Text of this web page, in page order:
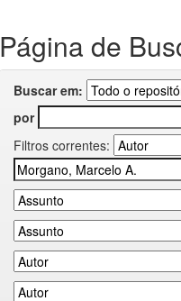
Página de
Buscar em:
por
Filtros correntes: